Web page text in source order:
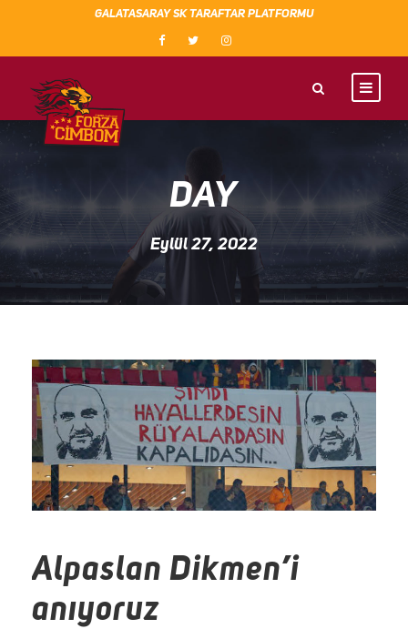
GALATASARAY SK TARAFTAR PLATFORMU
DAY
Eylül 27, 2022
Alpaslan Dikmen’i
anıyoruz